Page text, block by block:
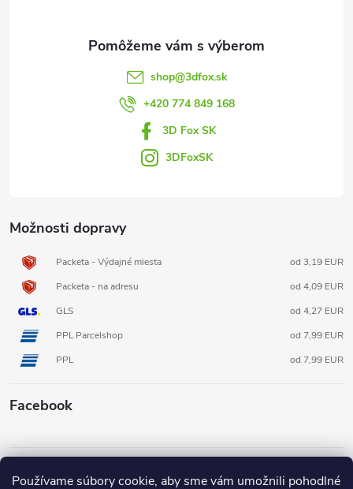
Používame súbory cookie, aby sme vám umožnili pohodlné
Možnosti dopravy
Packeta - Výdajné miesta
od 3,19 EUR
Packeta - na adresu
od 4,09 EUR
GLS
od 4,27 EUR
PPL Parcelshop
od 7,99 EUR
PPL
od 7,99 EUR
Facebook
shop@3dfox.sk
+420 774 849 168
3D Fox SK
3DFoxSK